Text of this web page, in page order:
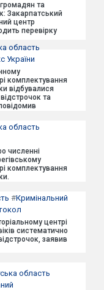
та
Закарпатський
центр
перевірку
область
України
комплектування
відбувалися
та
область
численні
комплектування
#Кримінальний
центрі
систематично
заявив
область